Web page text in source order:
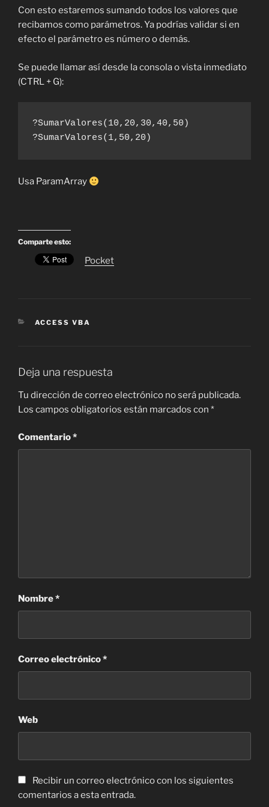
Con esto estaremos sumando todos los valores que
recibamos como parámetros. Ya podrías validar si en
efecto el parámetro es número o demás.
Se puede llamar así desde la consola o vista inmediato
(CTRL + G):
?SumarValores(10,20,30,40,50)
?SumarValores(1,50,20)
Usa ParamArray
Comparte esto:
Pocket
CATEGORÍAS
ACCESS VBA
Deja una respuesta
Tu dirección de correo electrónico no será publicada.
Los campos obligatorios están marcados con *
Comentario*
Nombre*
Correo electrónico*
Web
Recibir un correo electrónico con los siguientes
comentarios a esta entrada.